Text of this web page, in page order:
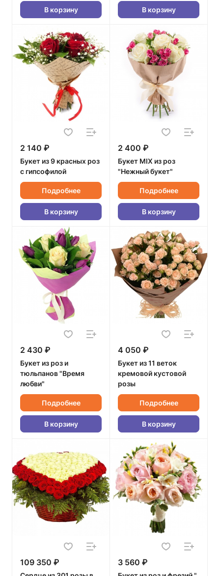
В корзину В корзину
2 140 ₽
Букет из 9 красных роз
с гипсофилой
Подробнее
В корзину
2 400 ₽
Букет MIX из роз
"Нежный букет"
Подробнее
В корзину
2 430 ₽
Букет из роз и
тюльпанов "Время
любви"
Подробнее
В корзину
4 050 ₽
Букет из 11 веток
кремовой кустовой
розы
Подробнее
В корзину
109 350 ₽ 3 560 ₽